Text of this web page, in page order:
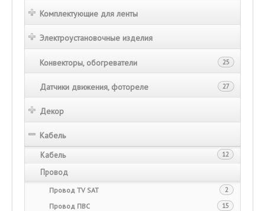
Комплектующие для ленты
Электроустановочные изделия
25
Конвекторы, обогреватели
27
Датчики движения, фотореле
Декор
Кабель
12
Кабель
Провод
2
Провод TV SAT
15
Провод ПВС